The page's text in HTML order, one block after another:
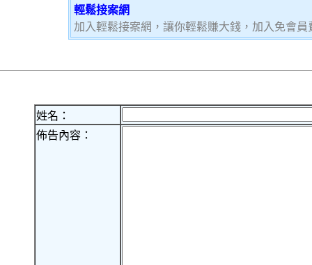
輕鬆接案網
加入輕鬆接案網，讓你輕鬆賺大錢，加入免會
姓名：
佈告內容：